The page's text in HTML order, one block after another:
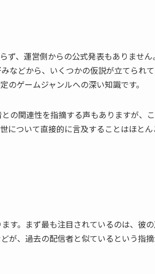
ず、運営側からの公式発表もありません
などから、いくつかの仮説が立てられ
ゲームジャンルへの深い知識です。
の関連性を指摘する声もありますが、
について直接的に言及することはほと
す。まず最も注目されているのは、彼
が、過去の配信者と似ているという指